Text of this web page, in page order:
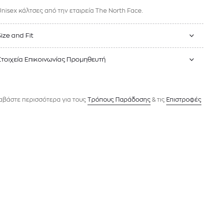
κάλτσες από την εταιρεία The North Face.
and Fit
Επικοινωνίας Προμηθευτή
περισσότερα για τους Tρόπους Παράδοσης & τις Επιστροφές